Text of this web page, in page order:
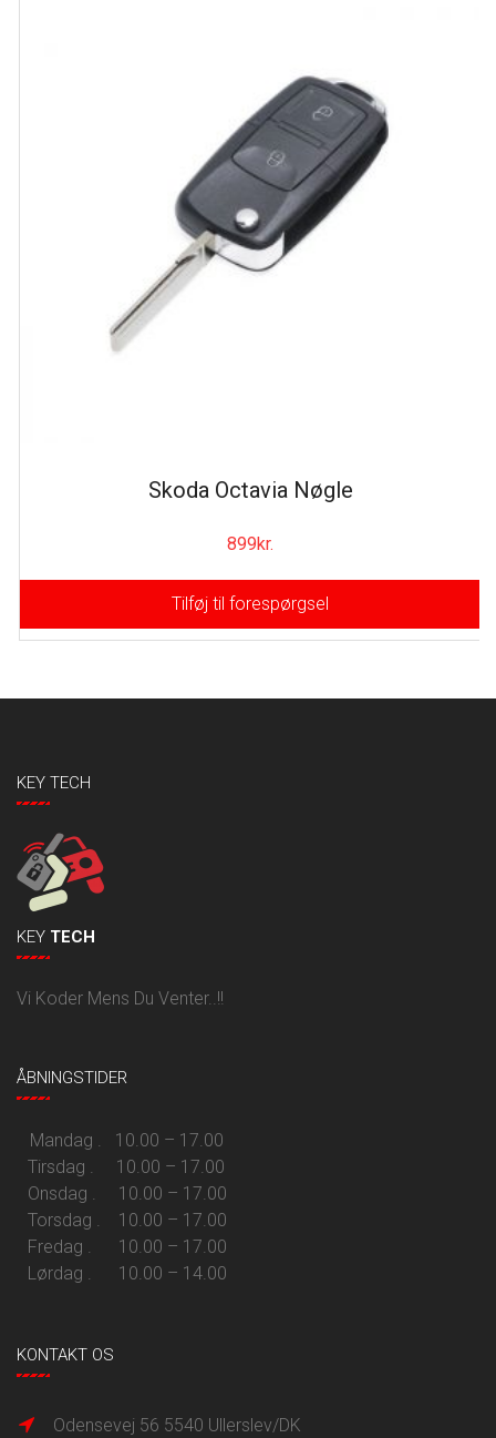
Skoda Octavia Nøgle
899kr.
Tilføj til forespørgsel
KEY TECH
KEY TECH
Vi Koder Mens Du Venter..!!
ÅBNINGSTIDER
Mandag . 10.00 – 17.00
Tirsdag . 10.00 – 17.00
Onsdag . 10.00 – 17.00
Torsdag . 10.00 – 17.00
Fredag . 10.00 – 17.00
Lørdag . 10.00 – 14.00
KONTAKT OS
Odensevej 56 5540 Ullerslev/DK